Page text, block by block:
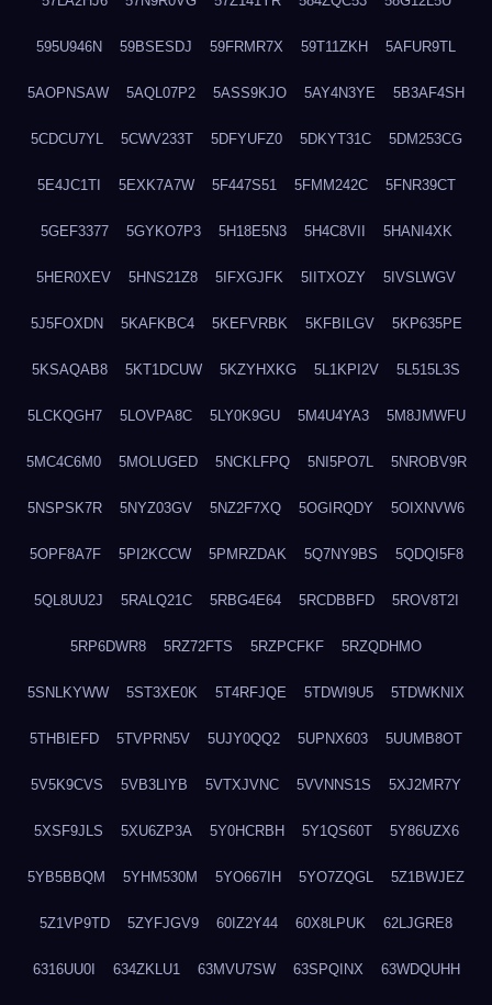
595U946N 59BSESDJ 59FRMR7X 59T11ZKH 5AFUR9TL
5AOPNSAW 5AQL07P2 5ASS9KJO 5AY4N3YE 5B3AF4SH
5CDCU7YL 5CWV233T 5DFYUFZ0 5DKYT31C 5DM253CG
5E4JC1TI 5EXK7A7W 5F447S51 5FMM242C 5FNR39CT
5GEF3377 5GYKO7P3 5H18E5N3 5H4C8VII 5HANI4XK
5HER0XEV 5HNS21Z8 5IFXGJFK 5IITXOZY 5IVSLWGV
5J5FOXDN 5KAFKBC4 5KEFVRBK 5KFBILGV 5KP635PE
5KSAQAB8 5KT1DCUW 5KZYHXKG 5L1KPI2V 5L515L3S
5LCKQGH7 5LOVPA8C 5LY0K9GU 5M4U4YA3 5M8JMWFU
5MC4C6M0 5MOLUGED 5NCKLFPQ 5NI5PO7L 5NROBV9R
5NSPSK7R 5NYZ03GV 5NZ2F7XQ 5OGIRQDY 5OIXNVW6
5OPF8A7F 5PI2KCCW 5PMRZDAK 5Q7NY9BS 5QDQI5F8
5QL8UU2J 5RALQ21C 5RBG4E64 5RCDBBFD 5ROV8T2I
5RP6DWR8 5RZ72FTS 5RZPCFKF 5RZQDHMO
5SNLKYWW 5ST3XE0K 5T4RFJQE 5TDWI9U5 5TDWKNIX
5THBIEFD 5TVPRN5V 5UJY0QQ2 5UPNX603 5UUMB8OT
5V5K9CVS 5VB3LIYB 5VTXJVNC 5VVNNS1S 5XJ2MR7Y
5XSF9JLS 5XU6ZP3A 5Y0HCRBH 5Y1QS60T 5Y86UZX6
5YB5BBQM 5YHM530M 5YO667IH 5YO7ZQGL 5Z1BWJEZ
5Z1VP9TD 5ZYFJGV9 60IZ2Y44 60X8LPUK 62LJGRE8
6316UU0I 634ZKLU1 63MVU7SW 63SPQINX 63WDQUHH